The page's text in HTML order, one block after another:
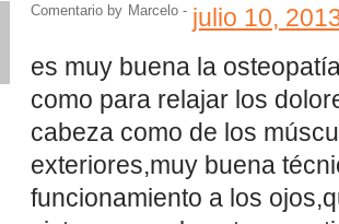
Comentario by Marcelo - julio 10,
es muy buena la
como para relajar los
cabeza como de los
exteriores,muy buena
funcionamiento a los